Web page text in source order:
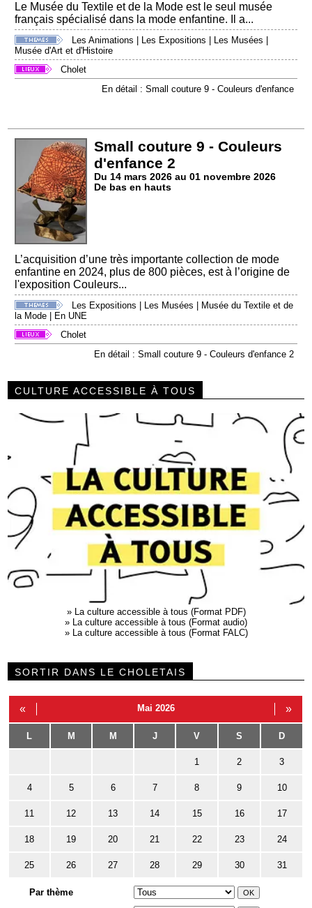
Le Musée du Textile et de la Mode est le seul musée
français spécialisé dans la mode enfantine. Il a...
Les Animations Les Expositions Les Musées
Musée d'Art et d'Histoire
Cholet
En détail : Small couture 9 - Couleurs d'enfance
Small couture 9 - Couleurs
d'enfance 2
Du 14 mars 2026 au 01 novembre 2026
De bas en hauts
L’acquisition d’une très importante collection de mode
enfantine en 2024, plus de 800 pièces, est à l’origine de
l'exposition Couleurs...
Les Expositions | Les Musées | Musée du Textile et de
la Mode | En UNE
Cholet
En détail : Small couture 9 - Couleurs d'enfance 2
CULTURE ACCESSIBLE À TOUS
» La culture accessible à tous (Format PDF)
» La culture accessible à tous (Format audio)
» La culture accessible à tous (Format FALC)
SORTIR DANS LE CHOLETAIS
« Mai 2026 »
L M M J V S D
1 2 3
4 5 6 7 8 9 10
11 12 13 14 15 16 17
18 19 20 21 22 23 24
25 26 27 28 29 30 31
Par thème